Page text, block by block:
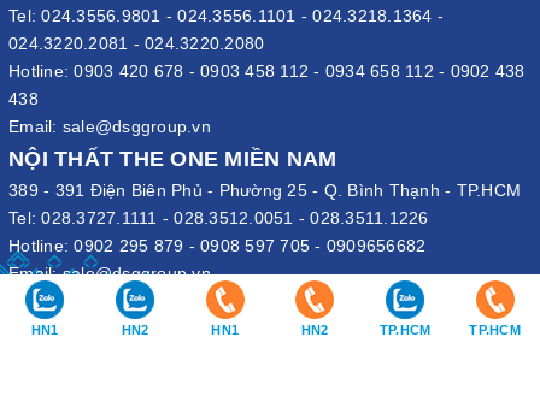
Tel:024.3556.9801 -024.3556.1101 -024.3218.1364 -
024.3220.2081 - 024.3220.2080
Hotline:0903 420 678 - 0903 458 112 - 0934 658 112 - 0902 438
438
Email: sale@dsggroup.vn
NỘI THẤT THE ONE MIỀN NAM
389 - 391 Điện Biên Phủ - Phường 25 - Q. Bình Thạnh - TP.HCM
Tel:028.3727.1111 -028.3512.0051 -028.3511.1226
Hotline:0902 295 879 - 0908 597 705 - 0909656682
Email:sale@dsggroup.vn
VĂN PHÒNG TẬP ĐOÀN
109 Trần Hưng Đạo - P. Cửa Nam - Q. Hoàn Kiếm - Hà Nội
HN1 HN2 HN1 HN2 TP.HCM TP.HCM